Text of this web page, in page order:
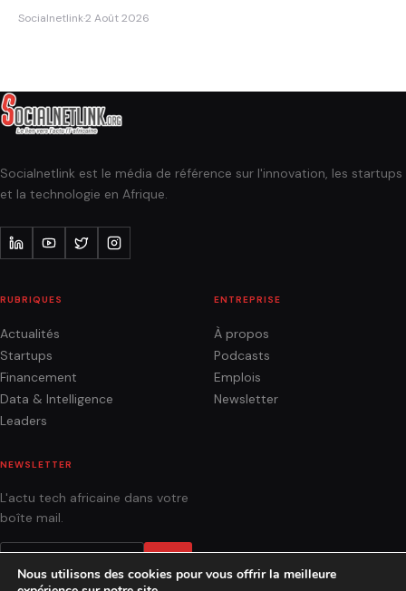
Socialnetlink·2 Août 2026
Socialnetlink est le média de référence sur l'innovation, les startups
et la technologie en Afrique.
RUBRIQUES
Actualités
Startups
Financement
Data & Intelligence
Leaders
ENTREPRISE
À propos
Podcasts
Emplois
Newsletter
NEWSLETTER
L'actu tech africaine dans votre
boîte mail.
Nous utilisons des cookies pour vous offrir la meilleure